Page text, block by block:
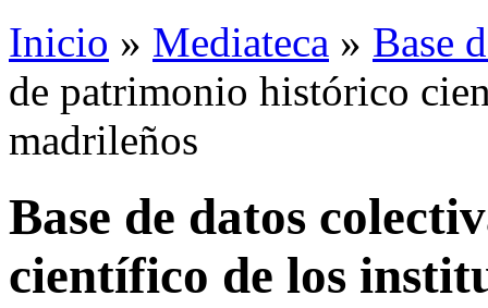
Inicio » Mediateca » Base
de patrimonio histórico
madrileños
Base de datos
científico de los